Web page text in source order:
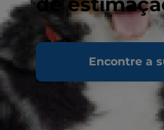
Encontre a